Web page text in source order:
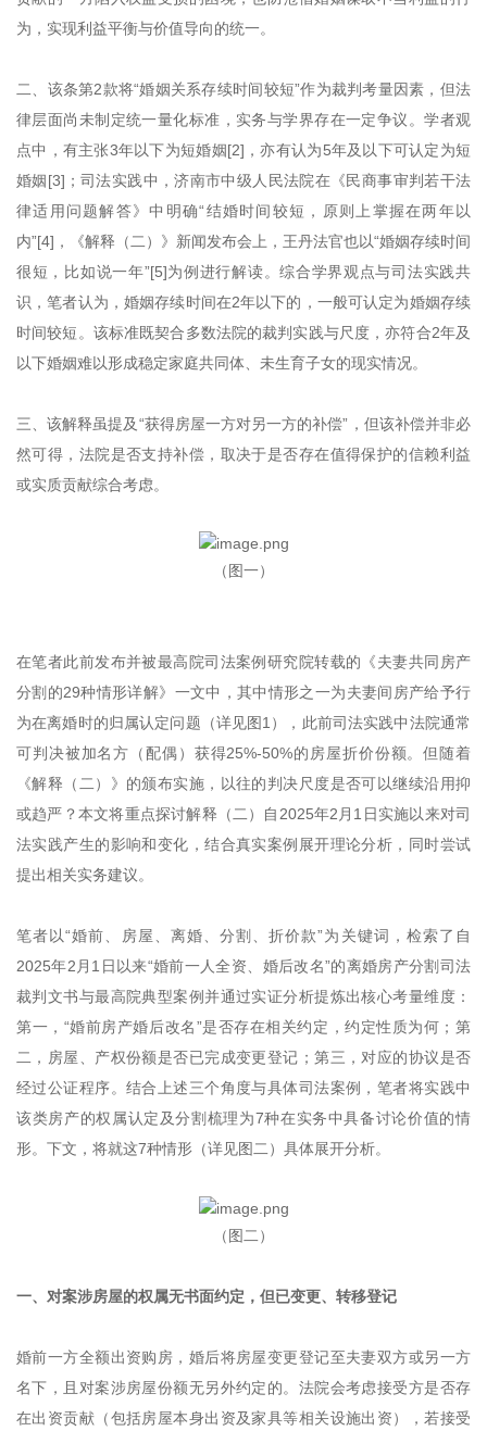
为，实现利益平衡与价值导向的统一。
二、该条第2款将“婚姻关系存续时间较短”作为裁判考量因素，但法
律层面尚未制定统一量化标准，实务与学界存在一定争议。学者观
点中，有主张3年以下为短婚姻[2]，亦有认为5年及以下可认定为短
婚姻[3]；司法实践中，济南市中级人民法院在《民商事审判若干法
律适用问题解答》中明确“结婚时间较短，原则上掌握在两年以
内”[4]，《解释（二）》新闻发布会上，王丹法官也以“婚姻存续时间
很短，比如说一年”[5]为例进行解读。综合学界观点与司法实践共
识，笔者认为，婚姻存续时间在2年以下的，一般可认定为婚姻存续
时间较短。该标准既契合多数法院的裁判实践与尺度，亦符合2年及
以下婚姻难以形成稳定家庭共同体、未生育子女的现实情况。
三、该解释虽提及“获得房屋一方对另一方的补偿”，但该补偿并非必
然可得，法院是否支持补偿，取决于是否存在值得保护的信赖利益
或实质贡献综合考虑。
（图一）
在笔者此前发布并被最高院司法案例研究院转载的《夫妻共同房产
分割的29种情形详解》一文中，其中情形之一为夫妻间房产给予行
为在离婚时的归属认定问题（详见图1），此前司法实践中法院通常
可判决被加名方（配偶）获得25%-50%的房屋折价份额。但随着
《解释（二）》的颁布实施，以往的判决尺度是否可以继续沿用抑
或趋严？本文将重点探讨解释（二）自2025年2月1日实施以来对司
法实践产生的影响和变化，结合真实案例展开理论分析，同时尝试
提出相关实务建议。
笔者以“婚前、房屋、离婚、分割、折价款”为关键词，检索了自
2025年2月1日以来“婚前一人全资、婚后改名”的离婚房产分割司法
裁判文书与最高院典型案例并通过实证分析提炼出核心考量维度：
第一，“婚前房产婚后改名”是否存在相关约定，约定性质为何；第
二，房屋、产权份额是否已完成变更登记；第三，对应的协议是否
经过公证程序。结合上述三个角度与具体司法案例，笔者将实践中
该类房产的权属认定及分割梳理为7种在实务中具备讨论价值的情
形。下文，将就这7种情形（详见图二）具体展开分析。
（图二）
一、对案涉房屋的权属无书面约定，但已变更、转移登记
婚前一方全额出资购房，婚后将房屋变更登记至夫妻双方或另一方
名下，且对案涉房屋份额无另外约定的。法院会考虑接受方是否存
在出资贡献（包括房屋本身出资及家具等相关设施出资），若接受